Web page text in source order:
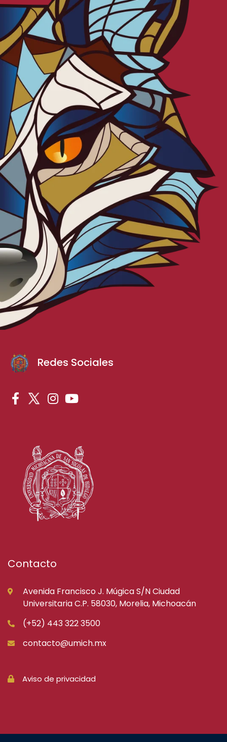
Redes Sociales
Contacto
Avenida Francisco J. Múgica S/N Ciudad
Universitaria C.P. 58030, Morelia, Michoacán
(+52) 443 322 3500
contacto@umich.mx
Aviso de privacidad